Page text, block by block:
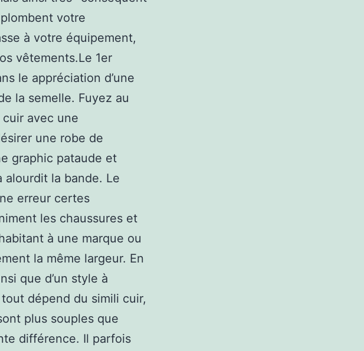
votre
à votre équipement,
vêtements.Le 1er
le appréciation d’une
la semelle. Fuyez au
avec une
une robe de
graphic pataude et
alourdit la bande. Le
erreur certes
les chaussures et
à une marque ou
la même largeur. En
que d’un style à
dépend du simili cuir,
plus souples que
différence. Il parfois